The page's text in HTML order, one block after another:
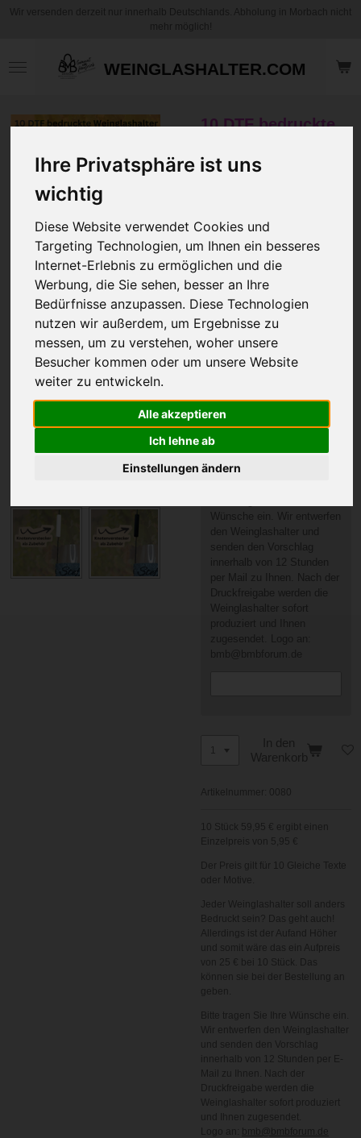
Ihre Privatsphäre ist uns
wichtig
Diese Website verwendet Cookies und
Targeting Technologien, um Ihnen ein besseres
Internet-Erlebnis zu ermöglichen und die
Werbung, die Sie sehen, besser an Ihre
Bedürfnisse anzupassen. Diese Technologien
nutzen wir außerdem, um Ergebnisse zu
messen, um zu verstehen, woher unsere
Besucher kommen oder um unsere Website
weiter zu entwickeln.
Alle akzeptieren
Ich lehne ab
Einstellungen ändern
WEINGLASHALTER.COM
10 DTF bedruckte
10 Farben inkl.
oder Schrift
70,00 €
Versandkosten
Filzfarbe
Knotenverstecker?
In den
Warenkorb
Artikelnummer:
10 Stück 59,95 € ergibt einen
Einzelpreis von 5,95 €
Der Preis gilt für 10 Gleiche Texte
oder Motive.
Jeder Weinglashalter soll anders
Bedruckt sein? Das geht auch!
Allerdings ist der Aufand Höher
und somit wäre das ein Aufpreis
von 25 € bei 10 Stück. Das
können sie bei der Bestellung an
geben.
Bitte tragen Sie Ihre Wünsche ein.
Wir entwerfen den Weinglashalter
und senden den Vorschlag
innerhalb von 12 Stunden per E-
Mail zu Ihnen. Nach der
Druckfreigabe werden die
Weinglashalter sofort produziert
und Ihnen zugesendet.
Logo an:
bmb@bmbforum.de